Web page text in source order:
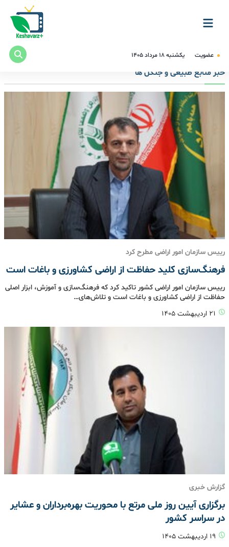
عضویت یکشنبه ۱۸ مرداد ۱۴۰۵
خبر منابع طبیعی و جنگل ها
رییس سازمان امور اراضی مطرح کرد
فرهنگ‌سازی کلید حفاظت از اراضی کشاورزی و باغات است
رییس سازمان امور اراضی کشور تاکید کرد که فرهنگ‌سازی و آموزش، ابزار اصلی
حفاظت از اراضی کشاورزی و باغات است و تلاش‌های…
گزارش خبری
برگزاری آیین روز ملی مرتع با محوریت بهره‌برداران و عشایر
در سراسر کشور